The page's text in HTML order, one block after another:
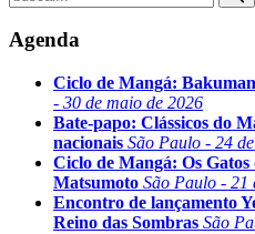
Agenda
Ciclo de Mangá:
- 30 de maio de 2026
Bate-papo: Clássicos do
nacionais São Paulo - 24
Ciclo de Mangá: Os
Matsumoto São Paulo - 21
Encontro de lançamento
Reino das Sombras São